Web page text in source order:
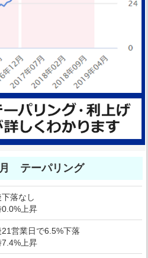
テーパリング
下落なし
0.0%上昇
21営業日で6.5%下落
7.4%上昇